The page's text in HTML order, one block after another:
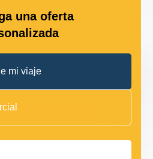
una oferta
mi viaje